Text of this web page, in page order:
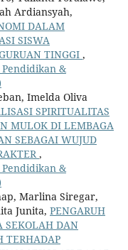
Ardiansyah,
DALAM
SISWA
TINGGI ,
Pendidikan &
Imelda Oliva
SPIRITUALITAS
MULOK DI LEMBAGA
SEBAGAI WUJUD
,
Pendidikan &
Marlina Siregar,
Junita, PENGARUH
SEKOLAH DAN
TERHADAP